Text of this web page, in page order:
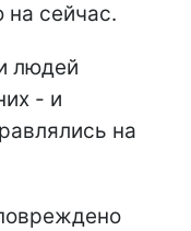
на сейчас.
людей
- и
на